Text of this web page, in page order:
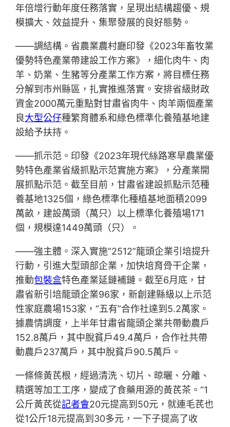
年倍增行動年度任務落實，呈現出結構趨優、規
模擴大、效益提升、集聚發展的良好態勢。
——調結構。省農業農村廳印發《2023年畜牧業
優勢特色產業帶建設工作方案》，細化肉牛、肉
羊、奶業、生豬等分產業工作方案，將目標任務
分解到市州縣區，扎實推進落實。安排省級財政
資金2000萬元重點對甘肅省肉牛、肉羊兩個產業
良大型公仔種繁育體系和綠色標準化養殖基地建
設給予扶持。
——抓示范。印發《2023年現代絲路寒旱農業優
勢特色產業省級抓點示范實施方案》，分產業開
展抓點示范。截至目前，甘肅省建設抓點示范種
養基地1325個，綠色標準化種植基地面積2099
萬畝，建設萬頭（萬只）以上標準化養殖場171
個，規模達1449萬頭（只）。
——強主體。深入實施“2512”龍頭企業引培提升
行動，引進大型頭部企業，加快培育骨干企業，
推動包裝盒特色產業延鏈補鏈。截至6月底，甘
肅省新引培龍頭企業96家，新創建縣級以上示范
性家庭農場153家，“五有”合作社達到5.2萬家。
據農情調度，上半年甘肅省龍頭企業共帶動農戶
152.8萬戶，其中脫貧戶49.4萬戶，合作社共帶
動農戶237萬戶，其中脫貧戶90.5萬戶。
一條條黃芪根，經過清洗、切片、晾曬、分離、
精選等加工工序，變成了食藥用源的黃芪茶。“1
公斤黃芪從記者會20元提高到50元，就連毛芪也
從1公斤18元提高到30多元，一下子提高了收